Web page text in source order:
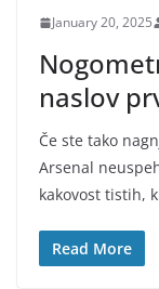
January 20, 2025
naslov
Če ste tako
Arsenal
kakovost tistih,
Read More